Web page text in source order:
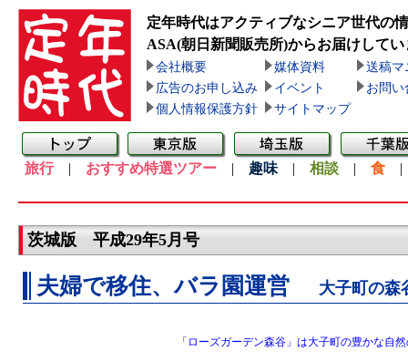
定年時代はアクティブなシニア世代の
ASA(朝日新聞販売所)からお届けしてい
会社概要 媒体資料
送稿マ
広告のお申し込み
イベント
お問い
個人情報保護方針
サイトマップ
旅行| おすすめ特選ツアー | 趣味 | 相談 | 食
茨城版 平成29年5月号
夫婦で移住、バラ園運営 大子町の森
「ローズガーデン森谷」は大子町の豊かな自